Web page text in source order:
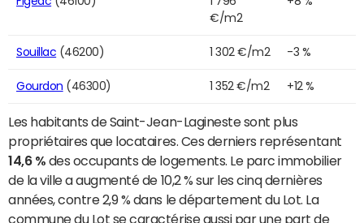
€/m2
Souillac (46200) 1 302 €/m2 -3 %
Gourdon (46300) 1 352 €/m2 +12 %
Les habitants de Saint-Jean-Lagineste sont plus
propriétaires que locataires. Ces derniers représentant
14,6 % des occupants de logements. Le parc immobilier
de la ville a augmenté de 10,2 % sur les cinq dernières
années, contre 2,9 % dans le département du Lot. La
commune du Lot se caractérise aussi par une part de